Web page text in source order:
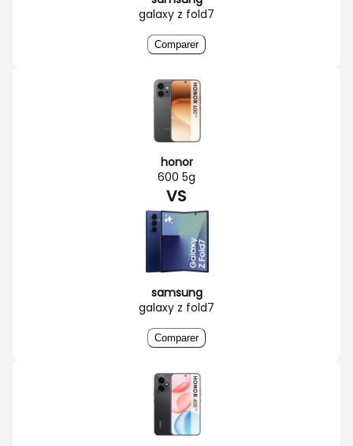
galaxy z fold7
Comparer
honor
600 5g
VS
samsung
galaxy z fold7
Comparer